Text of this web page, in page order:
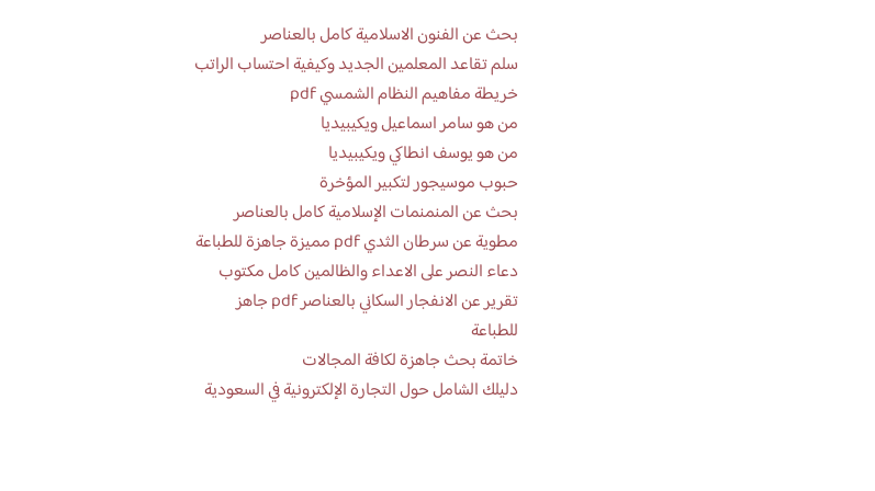
بحث عن الفنون الاسلامية كامل بالعناصر
سلم تقاعد المعلمين الجديد وكيفية احتساب الراتب
خريطة مفاهيم النظام الشمسي pdf
من هو سامر اسماعيل ويكيبيديا
من هو يوسف انطاكي ويكيبيديا
حبوب موسيجور لتكبير المؤخرة
بحث عن المنمنمات الإسلامية كامل بالعناصر
مطوية عن سرطان الثدي pdf مميزة جاهزة للطباعة
دعاء النصر على الاعداء والظالمين كامل مكتوب
تقرير عن الانفجار السكاني بالعناصر pdf جاهز
للطباعة
خاتمة بحث جاهزة لكافة المجالات
دليلك الشامل حول التجارة الإلكترونية في السعودية